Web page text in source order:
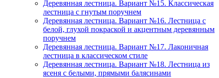
Деревянная лестница. Вариант №15. Классическая
лестница с гнутым поручнем
Деревянная лестница. Вариант №16. Лестница с
белой, глухой покраской и акцентным деревянным
поручнем
Деревянная лестница. Вариант №17. Лаконичная
лестница в классическом стиле
Деревянная лестница. Вариант №18. Лестница из
ясеня с белыми, прямыми балясинами